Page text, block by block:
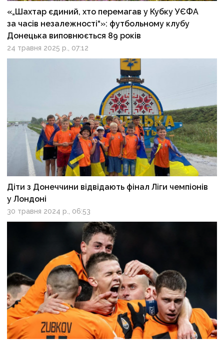
«„Шахтар єдиний, хто перемагав у Кубку УЄФА
за часів незалежності“»: футбольному клубу
Донецька виповнюється 89 років
24 травня 2025 р., 07:12
Діти з Донеччини відвідають фінал Ліги чемпіонів
у Лондоні
30 травня 2024 р., 06:53